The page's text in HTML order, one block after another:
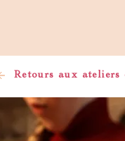
Retours aux ateliers